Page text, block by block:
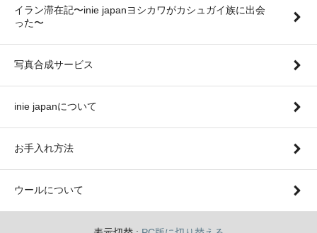
イラン滞在記〜inie japanヨシカワがカシュガイ族に出会
った〜
写真合成サービス
inie japanについて
お手入れ方法
ウールについて